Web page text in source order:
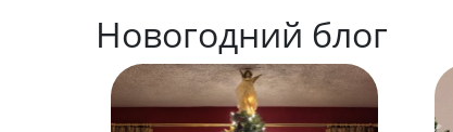
Новогодний блог